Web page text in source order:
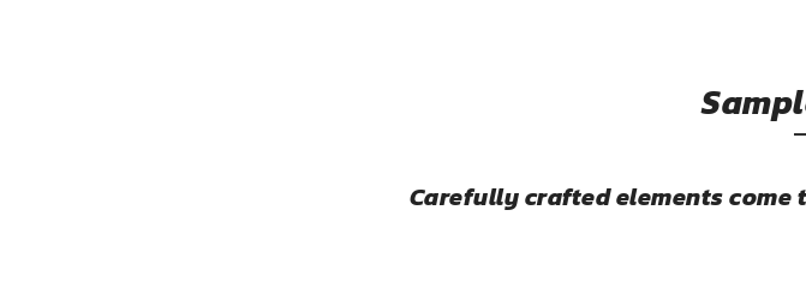
Carefully crafted elements